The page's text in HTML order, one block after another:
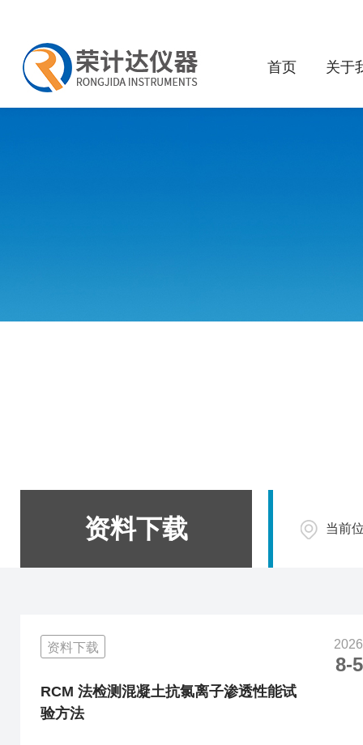
首页 关于
资料下载 当前
资料下载 2026
8-5
RCM 法检测混凝土抗氯离子渗透性能试
验方法